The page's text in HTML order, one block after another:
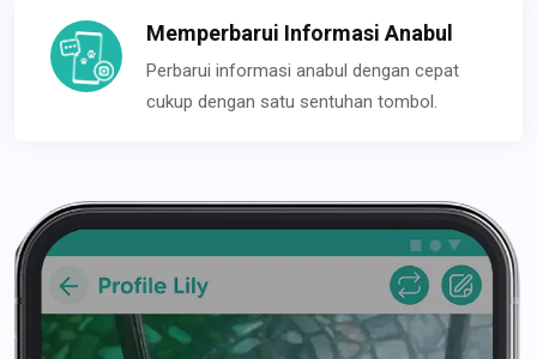
Memperbarui Informasi Anabul
Perbarui informasi anabul dengan cepat
cukup dengan satu sentuhan tombol.